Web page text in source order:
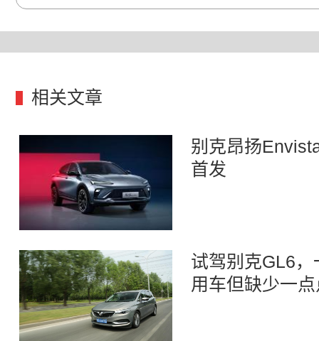
相关文章
别克昂扬
首发
试驾别克GL6
用车但缺少一